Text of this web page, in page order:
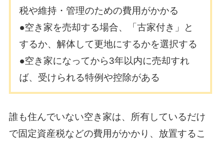
税や維持・管理のための費用がかかる
●空き家を売却する場合、「古家付き」と
するか、解体して更地にするかを選択する
●空き家になってから3年以内に売却すれ
ば、受けられる特例や控除がある
誰も住んでいない空き家は、所有しているだけ
で固定資産税などの費用がかかり、放置するこ